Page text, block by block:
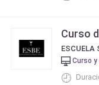
Curso
Curso